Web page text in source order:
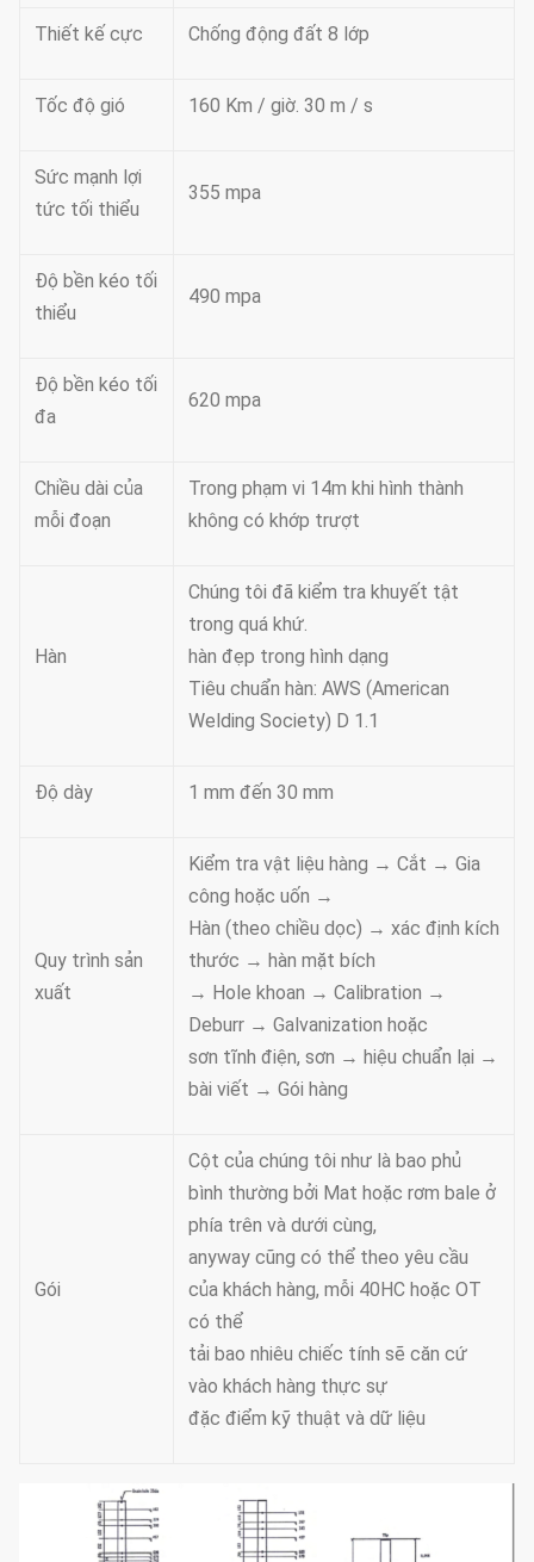
Thiết kế cực Chống động đất 8 lớp
Tốc độ gió 160 Km / giờ. 30 m / s
Sức mạnh lợi
tức tối thiểu
355 mpa
Độ bền kéo tối
thiểu
490 mpa
Độ bền kéo tối
đa
620 mpa
Chiều dài của
mỗi đoạn
Trong phạm vi 14m khi hình thành
không có khớp trượt
Hàn
Chúng tôi đã kiểm tra khuyết tật
trong quá khứ.
hàn đẹp trong hình dạng
Tiêu chuẩn hàn: AWS (American
Welding Society) D 1.1
Độ dày 1 mm đến 30 mm
Quy trình sản
xuất
Kiểm tra vật liệu hàng → Cắt → Gia
công hoặc uốn →
Hàn (theo chiều dọc) → xác định kích
thước → hàn mặt bích
→ Hole khoan → Calibration →
Deburr → Galvanization hoặc
sơn tĩnh điện, sơn → hiệu chuẩn lại →
bài viết → Gói hàng
Gói
Cột của chúng tôi như là bao phủ
bình thường bởi Mat hoặc rơm bale ở
phía trên và dưới cùng,
anyway cũng có thể theo yêu cầu
của khách hàng, mỗi 40HC hoặc OT
có thể
tải bao nhiêu chiếc tính sẽ căn cứ
vào khách hàng thực sự
đặc điểm kỹ thuật và dữ liệu